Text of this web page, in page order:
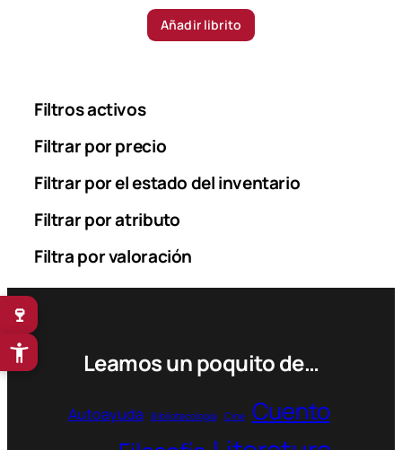
Añadir librito
Filtros activos
Filtrar por precio
Filtrar por el estado del inventario
Filtrar por atributo
Filtra por valoración
Leamos un poquito de…
Autoayuda Bibliotecología Cine Cuento
🍷